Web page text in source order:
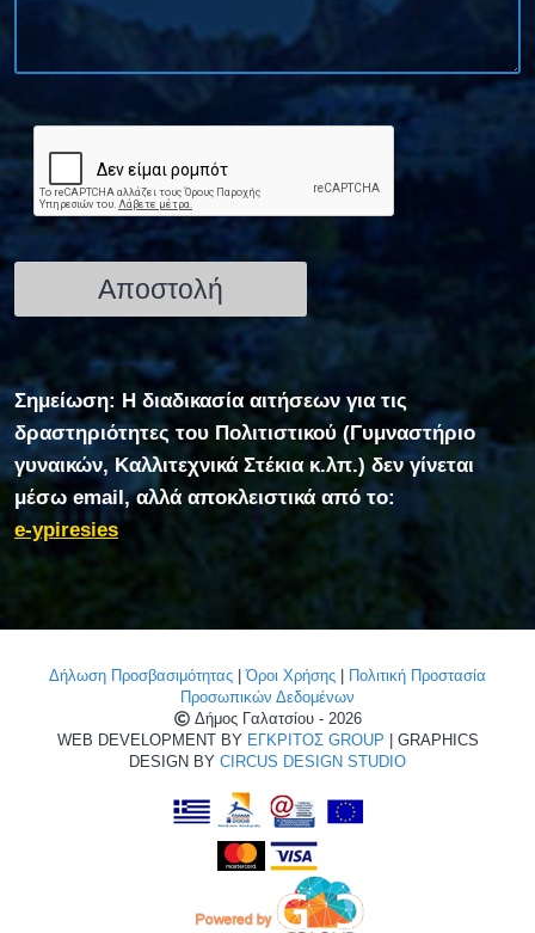
Σημείωση: Η διαδικασία αιτήσεων για τις
δραστηριότητες του Πολιτιστικού (Γυμναστήριο
γυναικών, Καλλιτεχνικά Στέκια κ.λπ.) δεν γίνεται
μέσω email, αλλά αποκλειστικά από το:
e-ypiresies
Δήλωση Προσβασιμότητας |Όροι Χρήσης
Πολιτική Προστασία
Προσωπικών Δεδομένων
Δήμος Γαλατσίου - 2026
WEB DEVELOPMENT BY ΕΓΚΡΙΤΟΣ GROUP | GRAPHICS
DESIGN BY CIRCUS DESIGN STUDIO